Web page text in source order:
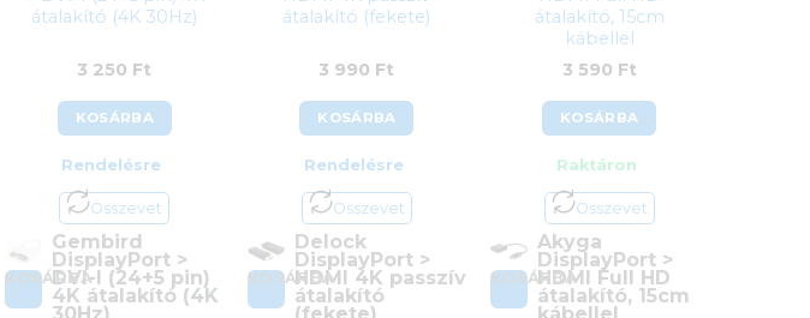
átalakító (4K 30Hz)
3 250 Ft
KOSÁRBA
Rendelésre
Összevet
KOSÁRBA
Gembird
DisplayPort >
DVI-I (24+5 pin)
4K átalakító (4K
átalakító (fekete)
3 990 Ft
KOSÁRBA
Rendelésre
Összevet
KOSÁRBA
Delock
DisplayPort >
HDMI 4K passzív
átalakító
átalakító, 15cm
kábellel
3 590 Ft
KOSÁRBA
Raktáron
Összevet
KOSÁRBA
Akyga
DisplayPort >
HDMI Full HD
átalakító, 15cm